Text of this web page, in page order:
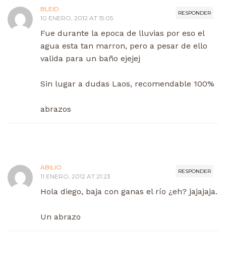
RESPONDER
BLEID
10 ENERO, 2012 AT 15:05
Fue durante la epoca de lluvias por eso el
agua esta tan marron, pero a pesar de ello
valida para un baño ejejej
Sin lugar a dudas Laos, recomendable 100%
abrazos
RESPONDER
ABILIO
11 ENERO, 2012 AT 21:23
Hola diego, baja con ganas el río ¿eh? jajajaja.
Un abrazo